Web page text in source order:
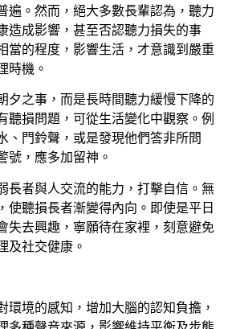
遍。然而，絕大多數長輩認為，聽力
造成影響，甚至否認聽力損失的事
當的程度，影響生活，才意識到嚴重
時機。
夕之事，而是長時間聽力緩慢下降的
聽損問題，可從生活變化中觀察。例
、門鈴聲，或是發現他們答非所問
號，應多加留神。
長者與人交流的能力，打擊自信。無
使聽損長者漸變得內向。即使是平日
失去興趣，寧願待在家裡，刻意避免
及社交健康。
環境的感知，增加大腦的認知負擔，